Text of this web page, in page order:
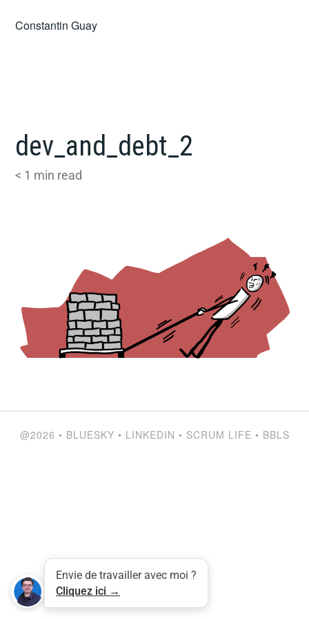
Constantin Guay
dev_and_debt_2
< 1 min read
@2026 • BLUESKY • LINKEDIN • SCRUM LIFE • BBLS
Envie de travailler avec moi ?
Cliquez ici →